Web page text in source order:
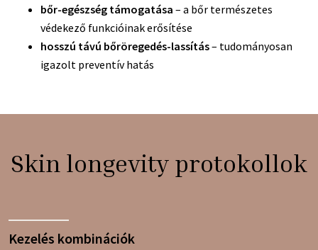
bőr-egészség támogatása – a bőr természetes
védekező funkcióinak erősítése
hosszú távú bőröregedés-lassítás– tudományosan
igazolt preventív hatás
Skin longevity protokollok
Kezelés kombinációk